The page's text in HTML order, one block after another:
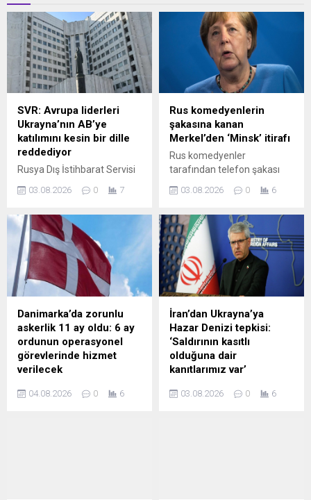
SVR: Avrupa liderleri
Ukrayna’nın AB’ye
katılımını kesin bir dille
reddediyor
Rusya Dış İstihbarat Servisi
yönelik vaatlerinin bir
olduğunu kaydederek
Avrupa liderlerinin kapalı
kapılar ardında Kiev’in AB
üyeliğini kesin olarak
reddettiğini, Ukrayna halkını
da Rusya ile çatışmada
piyon olarak kullandığını
belirtti.
03.08.2026 0 7
Rus komedyenlerin
şakasına kanan
Merkel’den ‘Minsk’ itirafı
Rus komedyenler
tarafından telefon şakası
Poroşenko'yla konuştuğunu
dair itirafta bulundu.
03.08.2026 0 6
Danimarka’da zorunlu
askerlik 11 ay oldu: 6 ay
ordunun operasyonel
görevlerinde hizmet
verilecek
askerlik süresini 4 aydan 11
04.08.2026 0 6
İran’dan Ukrayna’ya
Hazar Denizi tepkisi:
‘Saldırının kasıtlı
olduğuna dair
kanıtlarımız var’
Sözcüsü Bekayi, Ukrayna
03.08.2026 0 6